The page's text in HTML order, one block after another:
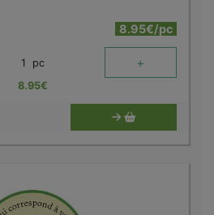
8.95€/pc
1 pc +
8.95€